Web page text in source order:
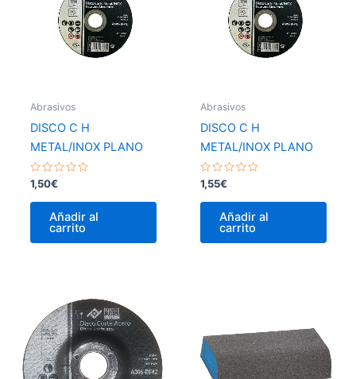
Abrasivos
DISCO C H
METAL/INOX PLANO
Valorado
con
0
1,50€
Añadir al
carrito
Abrasivos
DISCO C H
METAL/INOX PLANO
Valorado
con
0
1,55€
Añadir al
carrito